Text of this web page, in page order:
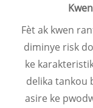
Fèt ak kwen
diminye risk
ke
delika tankou
asire ke